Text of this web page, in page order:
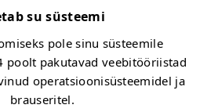
su süsteemi
pole sinu süsteemile
poolt pakutavad veebitööriistad
operatsioonisüsteemidel ja
brauseritel.